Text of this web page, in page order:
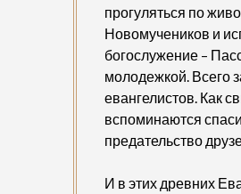
прогуляться по
Новомучеников и
богослужение –
молодежкой. Всего
евангелистов. Как
вспоминаются
предательство
И в этих древних